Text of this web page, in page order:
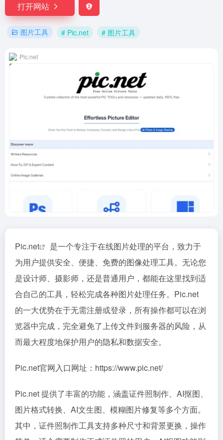
打开网站
图片工具 # Pic.net # 图片工具
Pic.net
Pic.net
是一个专注于在线图片处理的平台，致力于
为用户提供安全、便捷、免费的图像处理工具。无论您
是设计师、摄影师，还是普通用户，都能在这里找到适
合自己的工具，轻松完成各种图片处理任务。Pic.net
的一大优势在于无需注册或登录，所有操作都可以在浏
览器中完成，完全避免了上传文件到服务器的风险，从
而最大程度地保护用户的隐私和数据安全。
Pic.net官网入口网址：https://www.pic.net/
Pic.net 提供了丰富的功能，涵盖证件照制作、AI抠图、
图片格式转换、AI文生图、模糊图片修复等多个方面。
其中，证件照制作工具支持多种尺寸和背景更换，操作